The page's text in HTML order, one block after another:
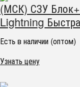
(МСК) СЗУ
Lightning
Есть в наличии (оптом)
Узнать цену